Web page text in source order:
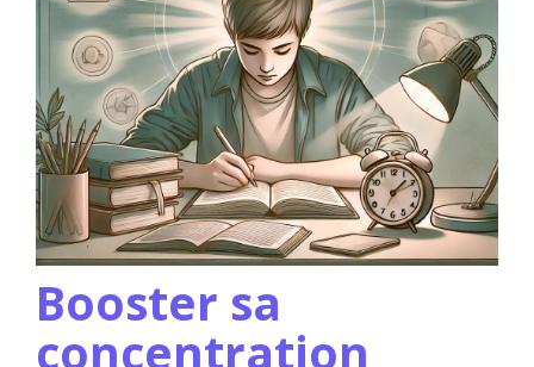
Booster sa
concentration